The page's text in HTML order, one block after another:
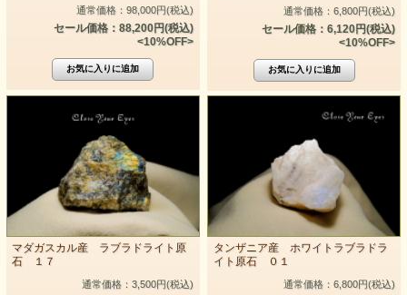
通常価格：98,000円(税込)
セール価格：88,200円(税込)
<10%OFF>
通常価格：6,800円(税込)
セール価格：6,120円(税込)
<10%OFF>
マダガスカル産 ラブラドライト原
石 １７
通常価格：3,500円(税込)
タンザニア産 ホワイトラブラドラ
イト原石 ０１
通常価格：6,800円(税込)